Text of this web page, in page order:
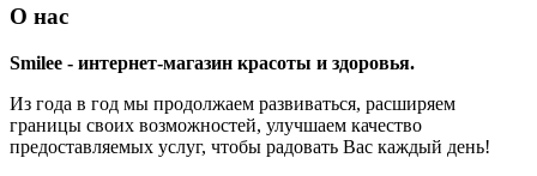
О нас
Smilee - интернет-магазин красоты и здоровья.
Из года в год мы продолжаем развиваться, расширяем
границы своих возможностей, улучшаем качество
предоставляемых услуг, чтобы радовать Вас каждый день!